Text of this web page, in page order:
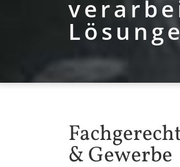
& Gewerbe